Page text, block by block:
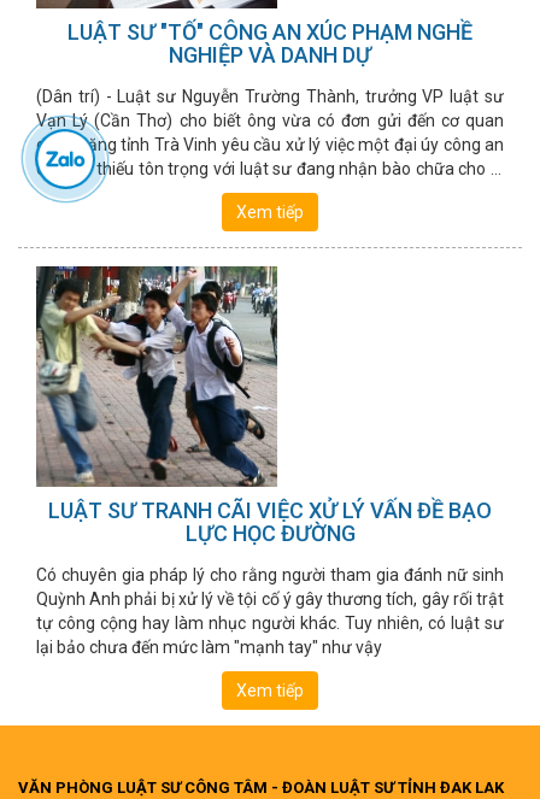
LUẬT SƯ "TỐ" CÔNG AN XÚC PHẠM NGHỀ
NGHIỆP VÀ DANH DỰ
(Dân trí) - Luật sư Nguyễn Trường Thành, trưởng VP luật sư
Vạn Lý (Cần Thơ) cho biết ông vừa có đơn gửi đến cơ quan
chức năng tỉnh Trà Vinh yêu cầu xử lý việc một đại úy công an
có lời lẽ thiếu tôn trọng với luật sư đang nhận bào chữa cho bị
cáo.
Xem tiếp
LUẬT SƯ TRANH CÃI VIỆC XỬ LÝ VẤN ĐỀ BẠO
LỰC HỌC ĐƯỜNG
Có chuyên gia pháp lý cho rằng người tham gia đánh nữ sinh
Quỳnh Anh phải bị xử lý về tội cố ý gây thương tích, gây rối trật
tự công cộng hay làm nhục người khác. Tuy nhiên, có luật sư
lại bảo chưa đến mức làm "mạnh tay" như vậy
Xem tiếp
VĂN PHÒNG LUẬT SƯ CÔNG TÂM - ĐOÀN LUẬT SƯ TỈNH ĐAK LAK